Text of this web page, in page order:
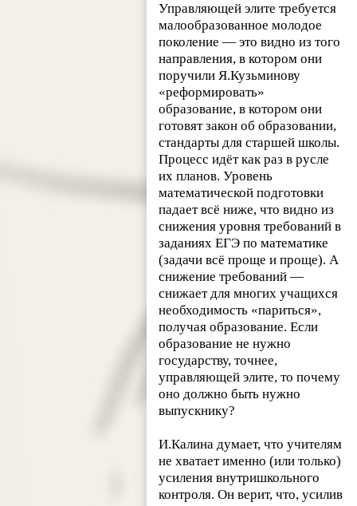
Управляющей элите требуется
малообразованное молодое
поколение — это видно из того
направления, в котором они
поручили Я.Кузьминову
«реформировать»
образование, в котором они
готовят закон об образовании,
стандарты для старшей школы.
Процесс идёт как раз в русле
их планов. Уровень
математической подготовки
падает всё ниже, что видно из
снижения уровня требований в
заданиях ЕГЭ по математике
(задачи всё проще и проще). А
снижение требований —
снижает для многих учащихся
необходимость «париться»,
получая образование. Если
образование не нужно
государству, точнее,
управляющей элите, то почему
оно должно быть нужно
выпускнику?
И.Калина думает, что учителям
не хватает именно (или только)
усиления внутришкольного
контроля. Он верит, что, усилив